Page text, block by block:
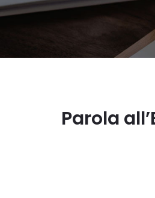
Parola